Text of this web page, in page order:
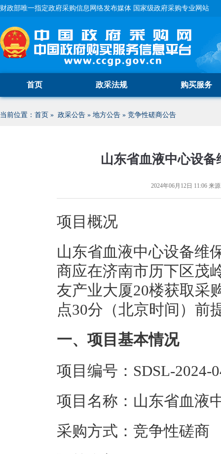
财政部唯一指定政府采购信息网络发布媒体 国家级政府采购专业网站
首页 政采法规 购买服务
当前位置： 首页 » 政采公告 » 地方公告 » 竞争性磋商公告
山东省血液中心设
2024年06月12日 11:06 来
项目概况
山东省血液中心设备维
商应在济南市历下区茂
友产业大厦20楼获取采
点30分（北京时间）前
一、项目基本情况
项目编号：SDSL-2024-
项目名称：山东省血液
采购方式：竞争性磋商